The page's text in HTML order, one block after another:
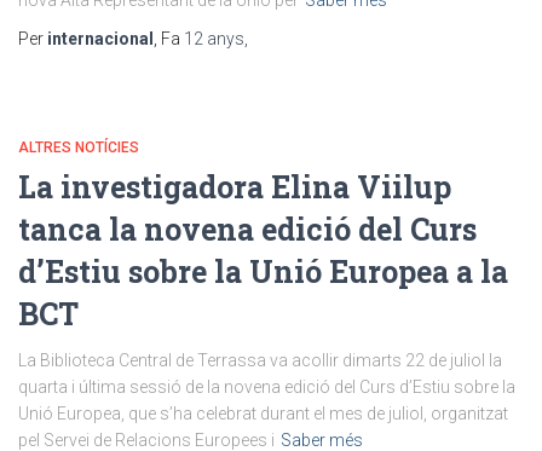
Per internacional , Fa 12 anys
ALTRES NOTÍCIES
La investigadora Elina Viilup
tanca la novena edició del Curs
d’Estiu sobre la Unió Europea a la
BCT
La Biblioteca Central de Terrassa va acollir dimarts 22 de juliol la
quarta i última sessió de la novena edició del Curs d’Estiu sobre la
Unió Europea, que s’ha celebrat durant el mes de juliol, organitzat
pel Servei de Relacions Europees i Saber més